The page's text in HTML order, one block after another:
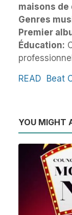
maisons de
Genres
Premier
Éducation:
READ
Beat
YOU MIGHT